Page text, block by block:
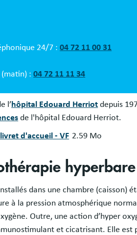
24/7 :04 72 11 00 31
(matin) :04 72 11 11 34
l’hôpital Edouard Herriot depuis
de l'hôpital Edouard Herriot.
d'accueil - VF 2.59 Mo
dans une chambre (caisson)
à la pression atmosphérique
Outre, une action d’hyper
et cicatrisant. Elle est